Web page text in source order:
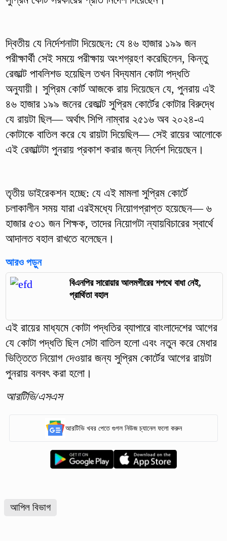
দ্বিতীয় যে নির্দেশনাটা দিয়েছেন: যে ৪৬ হাজার ১৯৯ জন
পরীক্ষার্থী সেই সময়ে পরীক্ষায় অংশগ্রহণ করেছিলেন, কিন্তু
রেজাল্ট পাবলিশড হয়েছিল তখন বিদ্যমান কোটা পদ্ধতি
অনুযায়ী। সুপ্রিম কোর্ট আজকে রায় দিয়েছেন যে, পুনরায় এই
৪৬ হাজার ১৯৯ জনের রেজাল্ট সুপ্রিম কোর্টের কোটার বিরুদ্ধে
যে রায়টা ছিল— অর্থাৎ সিপি নাম্বার ২৫১৬ অব ২০২৪-এ
কোটাকে বাতিল করে যে রায়টা দিয়েছিল— সেই রায়ের আলোকে
এই রেজাল্টটা পুনরায় প্রকাশ করার জন্য নির্দেশ দিয়েছেন।
তৃতীয় ডাইরেকশন হচ্ছে: যে এই মামলা সুপ্রিম কোর্টে
চলাকালীন সময় যারা এরইমধ্যে নিয়োগপ্রাপ্ত হয়েছেন— ৬
হাজার ৫৩১ জন শিক্ষক, তাদের নিয়োগটা ন্যায়বিচারের স্বার্থে
আদালত বহাল রাখতে বলেছেন।
আরও পড়ুন
বিএনপির সারোয়ার আলমগীরের শপথে বাধা নেই,
প্রার্থিতা বহাল
এই রায়ের মাধ্যমে কোটা পদ্ধতির ব্যাপারে বাংলাদেশের আগের
যে কোটা পদ্ধতি ছিল সেটা বাতিল হলো এবং নতুন করে মেধার
ভিত্তিতে নিয়োগ দেওয়ার জন্য সুপ্রিম কোর্টের আগের রায়টা
পুনরায় বলবৎ করা হলো।
আরটিভি/এসএস
আরটিভি খবর পেতে গুগল নিউজ চ্যানেল ফলো করুন
আপিল বিভাগ